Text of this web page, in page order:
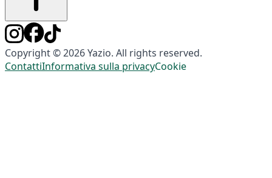
Copyright © 2026 Yazio. All rights reserved.
ContattiInformativa sulla privacyCookie